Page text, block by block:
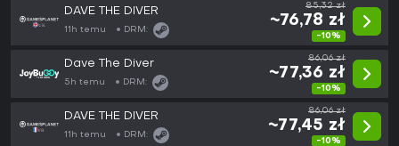
DAVE THE DIVER
11h temu DRM:
85,32 zł
~76,78 zł
-10%
Dave The Diver
5h temu DRM:
86,06 zł
~77,36 zł
-10%
DAVE THE DIVER
11h temu DRM:
86,06 zł
~77,45 zł
-10%